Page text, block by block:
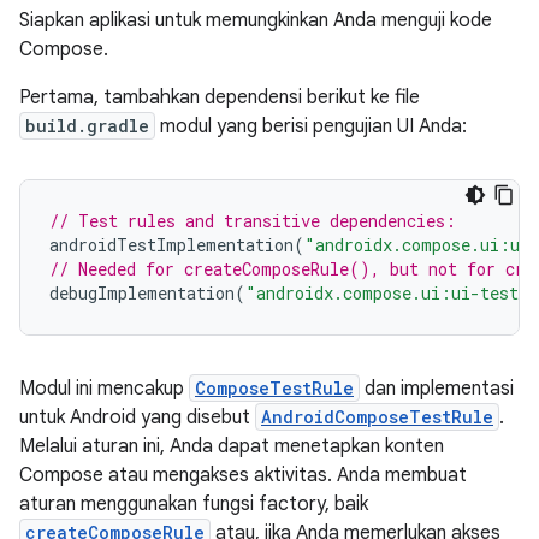
Siapkan aplikasi untuk memungkinkan Anda menguji kode
Compose.
Pertama, tambahkan dependensi berikut ke file
build.gradle modul yang berisi pengujian UI Anda:
// Test rules and transitive dependencies:
androidTestImplementation(
// Needed for createComposeRule(), but not for
debugImplementation( "androidx.compose.ui:ui-test-
Modul ini mencakup ComposeTestRule dan implementasi
untuk Android yang disebut AndroidComposeTestRule .
Melalui aturan ini, Anda dapat menetapkan konten
Compose atau mengakses aktivitas. Anda membuat
aturan menggunakan fungsi factory, baik
createComposeRule atau, jika Anda memerlukan akses